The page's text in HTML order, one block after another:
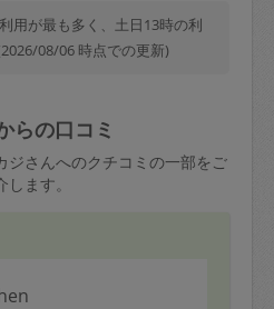
用が最も多く、土日13時の利
08/06 時点での更新)
らの口コミ
ジさんへのクチコミの一部をご
します。